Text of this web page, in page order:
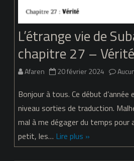
L’étrange vie de
chapitre 27 – Vérité
Afaren 20 février 2024
Bonjour à tous. Ce début
niveau sorties de traduction.
mal à me dégager du temps pour
petit, les… Lire plus »